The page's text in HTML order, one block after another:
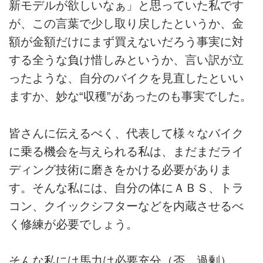
新モデルが欲しいなぁ」と思っていた私です
が、この言葉で少し取り戻したというか、金
額が金額だけにまず買えないだろう事実に対
する全うな負け惜しみというか、言い訳が立
ったような、自分のバイクを見直したといい
ますか、妙な“収穫”があったのも事実でした。
皆さんに伝えるべく、代表して様々なバイク
に乗る機会を与えられる私は、まだまだライ
ディング技術に磨きをかける必要がありま
す。そんな私には、自分の体にＡＢＳ、トラ
コン、クイックシフターなどを内蔵させるべ
く修練が必要でしょう。